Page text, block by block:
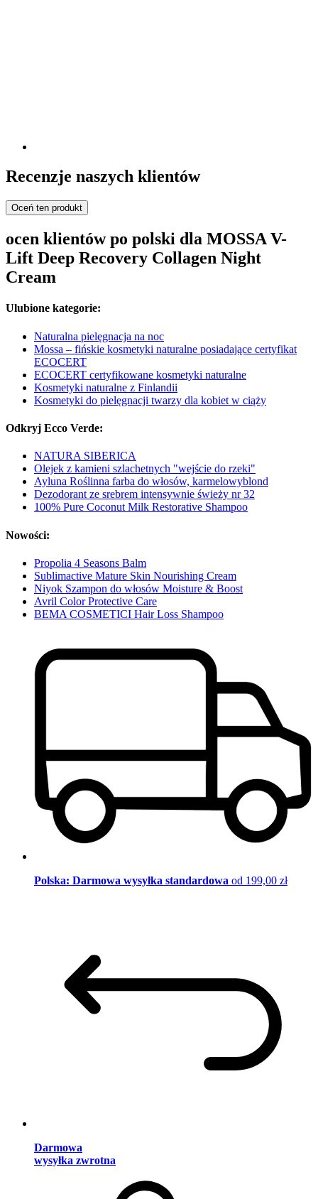
Recenzje naszych klientów
Oceń ten produkt
ocen klientów po polski dla MOSSA V-
Lift Deep Recovery Collagen Night
Cream
Ulubione kategorie:
Naturalna pielęgnacja na noc
Mossa – fińskie kosmetyki naturalne posiadające certyfikat
ECOCERT
ECOCERT certyfikowane kosmetyki naturalne
Kosmetyki naturalne z Finlandii
Kosmetyki do pielęgnacji twarzy dla kobiet w ciąży
Odkryj Ecco Verde:
NATURA SIBERICA
Olejek z kamieni szlachetnych "wejście do rzeki"
Ayluna Roślinna farba do włosów, karmelowyblond
Dezodorant ze srebrem intensywnie świeży nr 32
100% Pure Coconut Milk Restorative Shampoo
Nowości:
Propolia 4 Seasons Balm
Sublimactive Mature Skin Nourishing Cream
Niyok Szampon do włosów Moisture & Boost
Avril Color Protective Care
BEMA COSMETICI Hair Loss Shampoo
Polska: Darmowa wysyłka standardowa od 199,00 zł
Darmowa
wysyłka zwrotna